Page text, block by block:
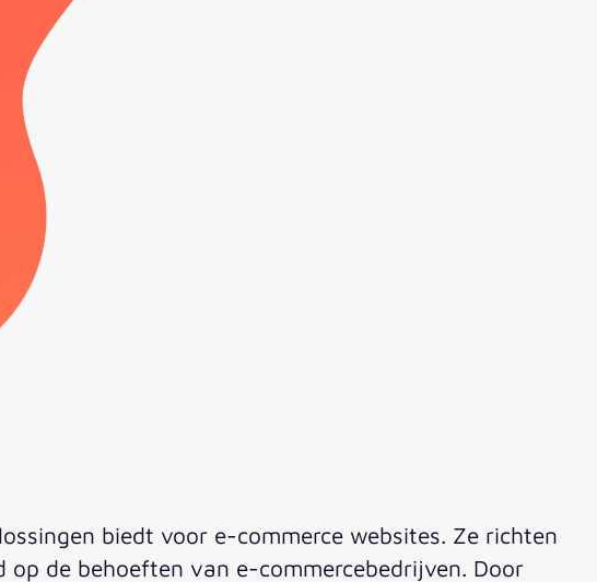
biedt voor e-commerce websites. Ze richten
de behoeften van e-commercebedrijven. Door